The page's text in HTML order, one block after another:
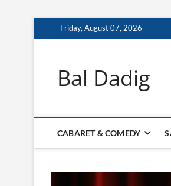
to
Friday, August 07, 2026
Bal Dadig
CABARET & COMEDY